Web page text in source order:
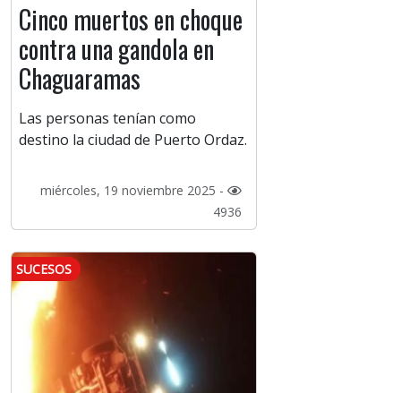
Cinco muertos en choque
contra una gandola en
Chaguaramas
Las personas tenían como
destino la ciudad de Puerto Ordaz.
miércoles, 19 noviembre 2025 -
4936
SUCESOS